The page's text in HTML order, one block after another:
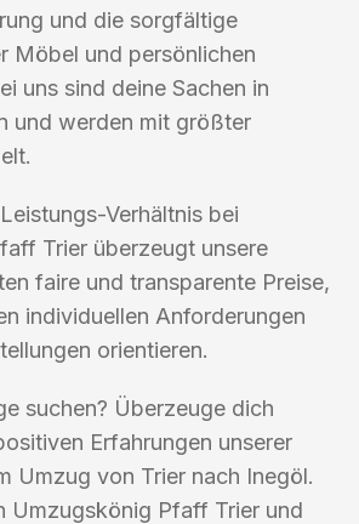
und die sorgfältige
Möbel und persönlichen
uns sind deine Sachen in
und werden mit größter
Verhältnis bei
Trier überzeugt unsere
faire und transparente Preise,
individuellen Anforderungen
orientieren.
suchen? Überzeuge dich
Erfahrungen unserer
Umzug von Trier nach Inegöl.
Umzugskönig Pfaff Trier und